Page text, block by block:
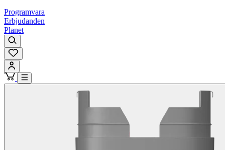
Programvara
Erbjudanden
Planet